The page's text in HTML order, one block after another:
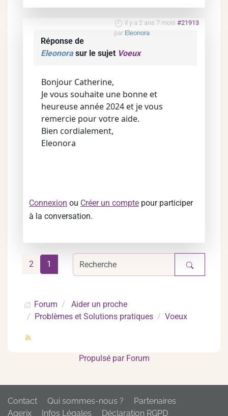
il y a 2 ans 7 mois #21913
par Eleonora
Réponse de
Eleonorasur le sujet Voeux
Bonjour Catherine,
Je vous souhaite une bonne et
heureuse année 2024 et je vous
remercie pour votre aide.
Bien cordialement,
Eleonora
Connexion ou Créer un compte pour participer
à la conversation.
1
2
Forum
Aider un proche
Problèmes et Solutions pratiques
Voeux
Propulsé par Forum
Contact Qui sommes-nous ?
Partenaires
Agerix
Infos Légales Déclaration RGPD